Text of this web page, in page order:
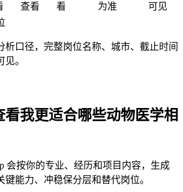
查看
看
为准
可见
析口径，完整岗位名称、城市、截止时间
。
看我更适合哪些动物医学相
会按你的专业、经历和项目内容，生成
键能力、冲稳保分层和替代岗位。